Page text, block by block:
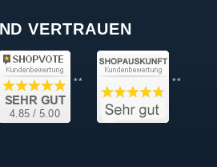
VERTRAUEN
** **